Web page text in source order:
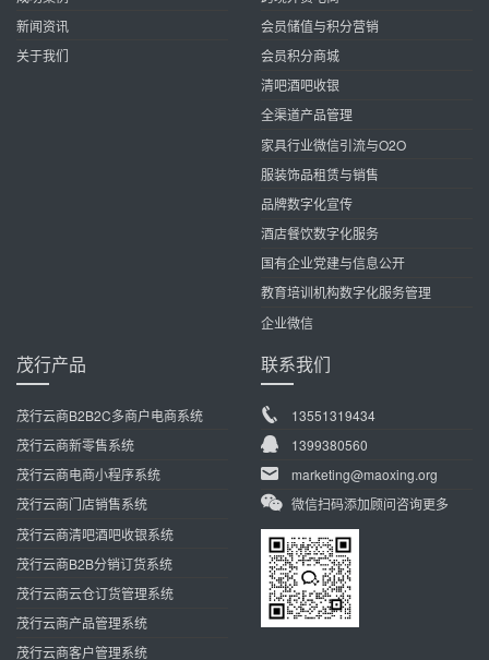
新闻资讯
关于我们
会员储值与积分营销
会员积分商城
清吧酒吧收银
全渠道产品管理
家具行业微信引流与O2O
服装饰品租赁与销售
品牌数字化宣传
酒店餐饮数字化服务
国有企业党建与信息公开
教育培训机构数字化服务管理
企业微信
茂行产品
茂行云商B2B2C多商户电商系统
茂行云商新零售系统
茂行云商电商小程序系统
茂行云商门店销售系统
茂行云商清吧酒吧收银系统
茂行云商B2B分销订货系统
茂行云商云仓订货管理系统
茂行云商产品管理系统
茂行云商客户管理系统
联系我们
13551319434
1399380560
marketing@maoxing.org
微信扫码添加顾问咨询更多